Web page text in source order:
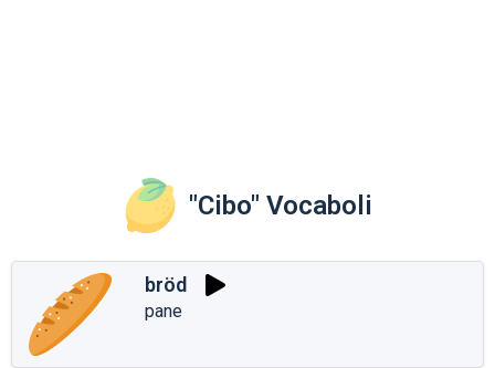
"Cibo" Vocaboli
bröd
pane